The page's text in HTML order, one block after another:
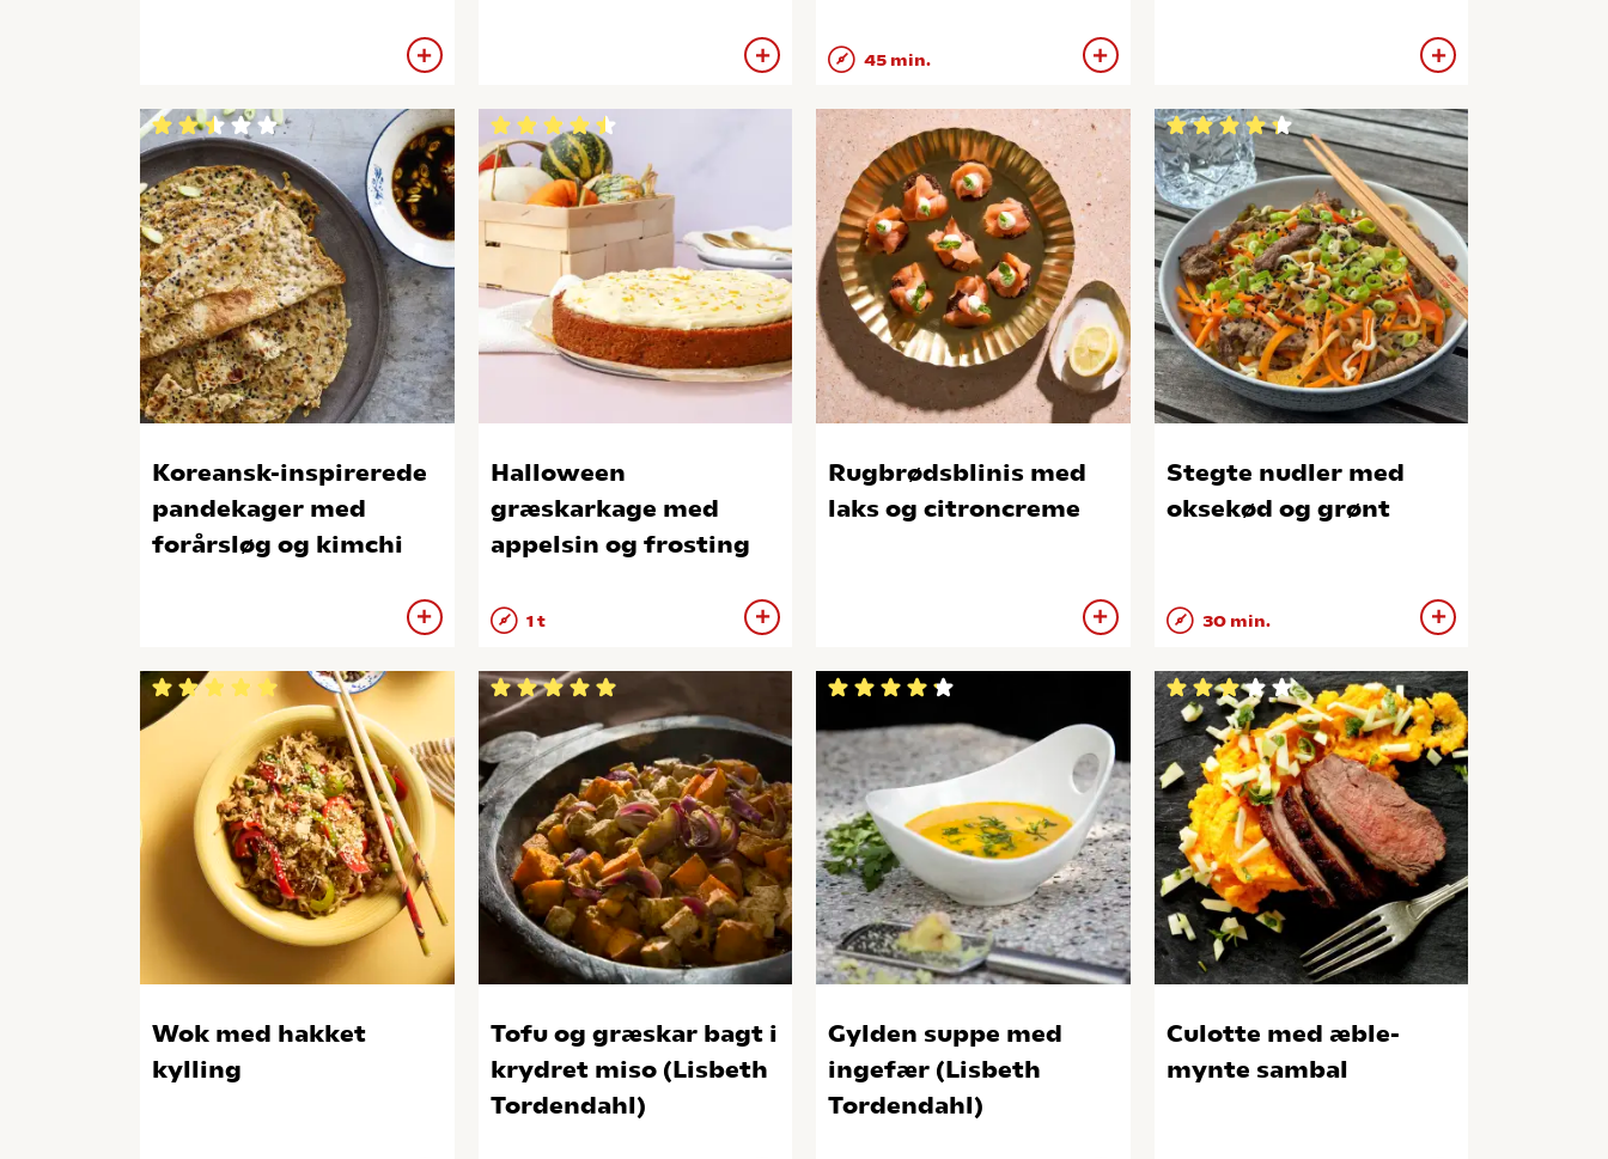
45 min.
Koreansk-inspirerede
pandekager med
forårsløg og kimchi
Halloween
græskarkage med
appelsin og frosting
1 t
Rugbrødsblinis med
laks og citroncreme
Stegte nudler med
oksekød og grønt
30 min.
Wok med hakket
kylling
Tofu og græskar bagt i
krydret miso (Lisbeth
Tordendahl)
Gylden suppe med
ingefær (Lisbeth
Tordendahl)
Culotte med æble-
mynte sambal